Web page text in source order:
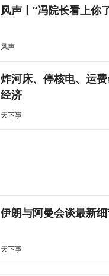
风声丨“冯院长看上你
风声
炸河床、停核电、运
经济
天下事
伊朗与阿曼会谈最新
天下事